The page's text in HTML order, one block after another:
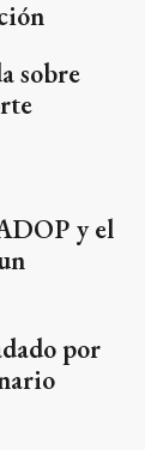
sobre
y el
por